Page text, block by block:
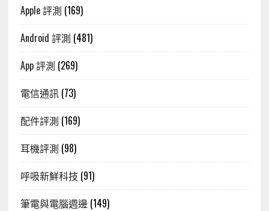
Apple 評測 (169)
Android 評測 (481)
App 評測 (269)
電信通訊(73)
配件評測 (169)
耳機評測 (98)
呼吸新鮮科技 (91)
筆電與電腦週邊 (149)